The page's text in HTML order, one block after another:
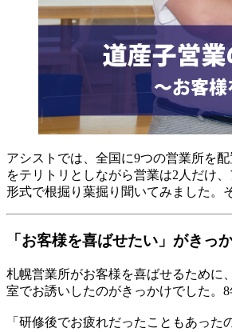
アシストでは、全国に9つの営業所を
をテリトリとしながら営業は2人だけ
形式で根掘り葉掘り聞いてみました。
「お客様を喜ばせたい」がきっ
札幌営業所がお客様を喜ばせるために
室でお誘いしたのがきっかけでした。
「研修後でお疲れだったこともあっ